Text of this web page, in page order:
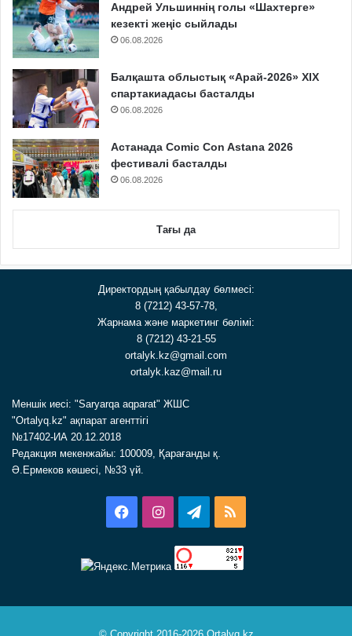
Андрей Ульшиннің голы «Шахтерге»
кезекті жеңіс сыйлады
06.08.2026
Балқашта облыстық «Арай-2026» XIX
спартакиадасы басталды
06.08.2026
Астанада Comic Con Astana 2026
фестивалі басталды
06.08.2026
Тағы да
Директордың қабылдау бөлмесі:
8 (7212) 43-57-78,
Жарнама және маркетинг бөлімі:
8 (7212) 43-21-55
ortalyk.kz@gmail.com
ortalyk.kaz@mail.ru
Меншік иесі: "Saryarqa aqparat" ЖШС
"Ortalyq.kz" ақпарат агенттігі
№17402-ИА 20.12.2018
Редакция мекенжайы: 100009, Қарағанды қ.
Ә.Ермеков көшесі, №33 үй.
FacebookInstagramTelegram